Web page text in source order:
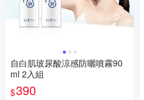
自白肌玻尿酸涼感防曬噴霧90
ml 2入組
$390